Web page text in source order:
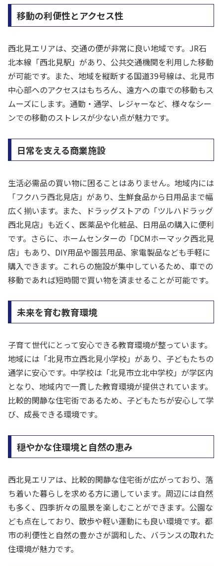
移動の利便性とアクセス性
西北見エリアは、交通の便が非常に良い地域です。JR石
北本線「西北見駅」があり、公共交通機関を利用した移動
が可能です。また、地域を縦断する国道39号線は、北見市
中心部へのアクセスはもちろん、遠方への車での移動もス
ムーズにします。通勤・通学、レジャーなど、様々なシー
ンでの移動のストレスが少ない点が魅力です。
日常を支える商業施設
生活必需品の買い物に困ることはありません。地域内には
「フクハラ西北見店」があり、生鮮食品から日用品まで幅
広く揃います。また、ドラッグストアの「ツルハドラッグ
西北見店」も近く、医薬品や化粧品、日用品の購入に便利
です。さらに、ホームセンターの「DCMホーマック西北見
店」もあり、DIY用品や園芸用品、家電製品なども手軽に
購入できます。これらの施設が集中しているため、車での
移動であれば短時間で買い物を済ませることが可能です。
未来を育む教育環境
子育て世代にとって安心できる教育環境が整っています。
地域には「北見市立西北見小学校」があり、子どもたちの
通学に安心です。中学校は「北見市立北中学校」が学区内
となり、地域内で一貫した教育環境が提供されています。
比較的閑静な住宅街であるため、子どもたちが安心して学
び、成長できる環境です。
穏やかな住環境と自然の恵み
西北見エリアは、比較的閑静な住宅街が広がっており、落
ち着いた暮らしを求める方に適しています。周辺には自然
も多く、四季折々の風景を楽しむことができます。公園な
ども点在しており、散歩や軽い運動にも良い環境です。都
市の利便性と自然の豊かさが調和した、バランスの取れた
住環境が魅力です。